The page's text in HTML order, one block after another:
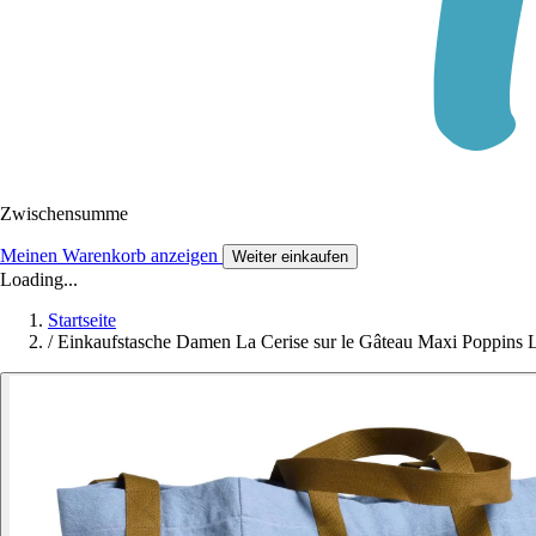
Zwischensumme
Meinen Warenkorb anzeigen Weiter einkaufen
Loading...
Startseite
/ Einkaufstasche Damen La Cerise sur le Gâteau Maxi Poppins